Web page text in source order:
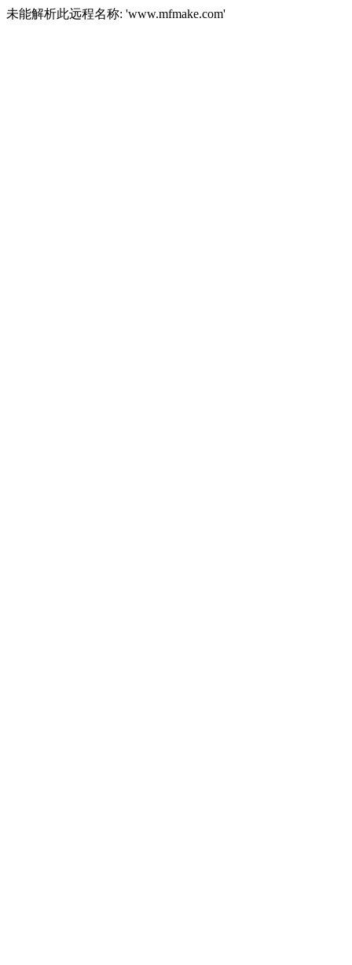
未能解析此远程名称: 'www.mfmake.com'